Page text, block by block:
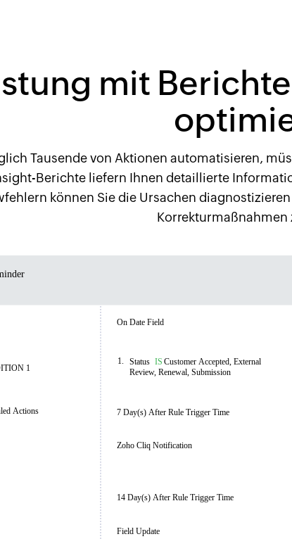
mit
Tausende von Aktionen automatisieren,
Berichte liefern Ihnen detaillierte
können Sie die Ursachen
Korrekturmaßnahmen